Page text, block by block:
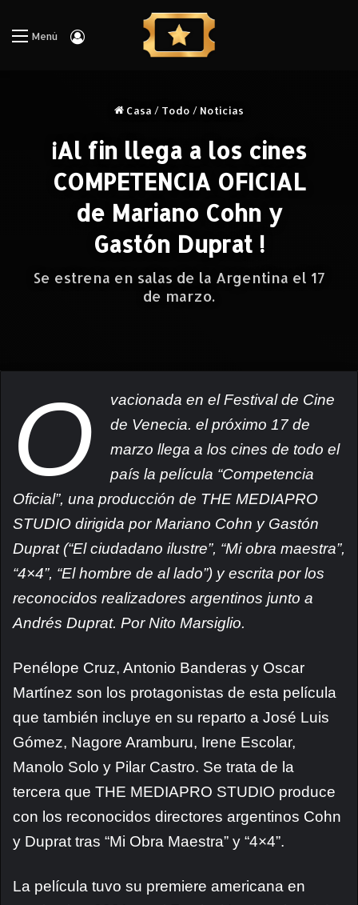
Menú Iniciar Sesión
Casa / Todo / Noticias
¡Al fin llega a los cines
COMPETENCIA OFICIAL
de Mariano Cohn y
Gastón Duprat !
Se estrena en salas de la Argentina el 17
de marzo.
O
vacionada en el Festival de Cine
de Venecia. el próximo 17 de
marzo llega a los cines de todo el
país la película “Competencia
Oficial”, una producción de THE MEDIAPRO
STUDIO dirigida por Mariano Cohn y Gastón
Duprat (“El ciudadano ilustre”, “Mi obra maestra”,
“4×4”, “El hombre de al lado”) y escrita por los
reconocidos realizadores argentinos junto a
Andrés Duprat. Por Nito Marsiglio.
Penélope Cruz, Antonio Banderas y Oscar
Martínez son los protagonistas de esta película
que también incluye en su reparto a José Luis
Gómez, Nagore Aramburu, Irene Escolar,
Manolo Solo y Pilar Castro. Se trata de la
tercera que THE MEDIAPRO STUDIO produce
con los reconocidos directores argentinos Cohn
y Duprat tras “Mi Obra Maestra” y “4×4”.
La película tuvo su premiere americana en